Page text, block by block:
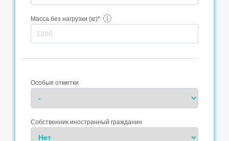
Масса без нагрузки (кг)*
Особые отметки
Собственник иностранный гражданин